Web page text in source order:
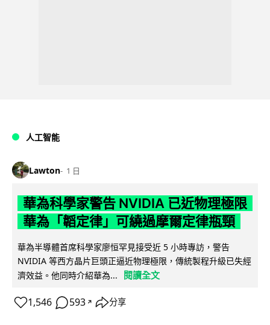
人工智能
Lawton 1 日
華為科學家警告 NVIDIA 已近物理極限
華為「韜定律」可繞過摩爾定律瓶頸
華為半導體首席科學家廖恒罕見接受近 5 小時專訪，警告
NVIDIA 等西方晶片巨頭正逼近物理極限，傳統製程升級已失經
濟效益。他同時介紹華為...
閱讀全文
1,546 593 ↗ 分享